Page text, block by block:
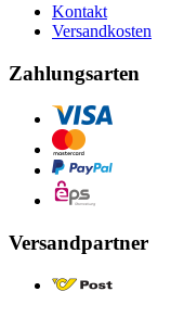
Kontakt
Versandkosten
Zahlungsarten
Versandpartner